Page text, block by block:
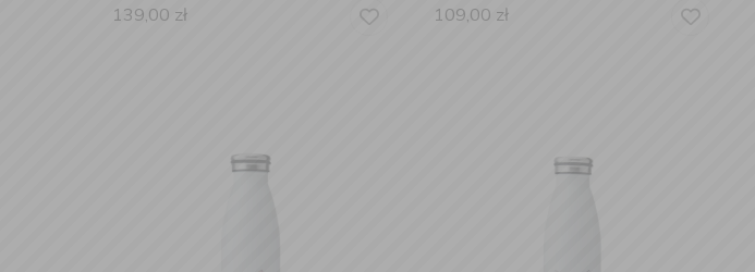
139,00 zł 109,00 zł